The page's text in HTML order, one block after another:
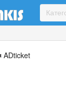
ADticket